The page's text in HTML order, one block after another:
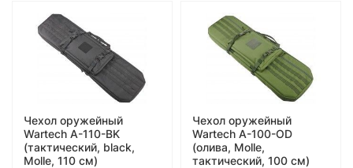
Чехол оружейный
Wartech A-110-BK
(тактический, black,
Molle, 110 см)
Чехол оружейный
Wartech A-100-OD
(олива, Molle,
тактический, 100 см)